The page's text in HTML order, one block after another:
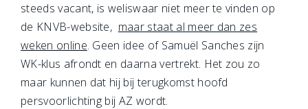
steeds vacant, is weliswaar niet meer te vinden op
de KNVB-website, maar staat al meer dan zes
weken online. Geen idee of Samuël Sanches zijn
WK-klus afrondt en daarna vertrekt. Het zou zo
maar kunnen dat hij bij terugkomst hoofd
persvoorlichting bij AZ wordt.